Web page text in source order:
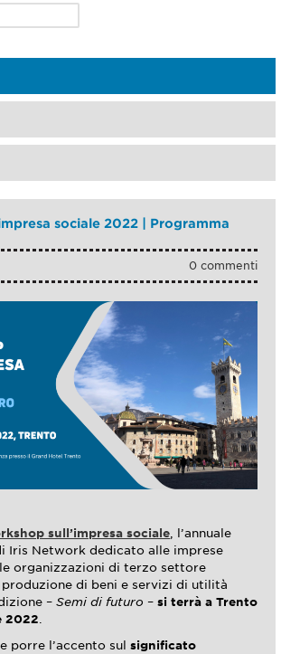
sociale 2022 | Programma
0 commenti
sull’impresa sociale , l’annuale
Iris Network dedicato alle imprese
organizzazioni di terzo settore
di beni e servizi di utilità
– Semi di futuro – si terrà a Trento
2022
porre l’accento sul significato